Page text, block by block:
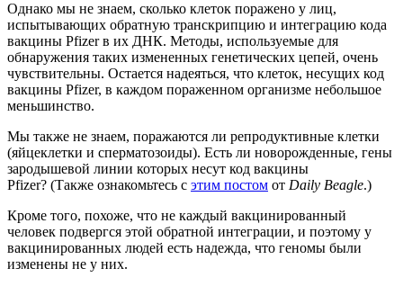
Однако мы не знаем, сколько клеток поражено у лиц,
испытывающих обратную транскрипцию и интеграцию кода
вакцины Pfizer в их ДНК. Методы, используемые для
обнаружения таких измененных генетических цепей, очень
чувствительны. Остается надеяться, что клеток, несущих код
вакцины Pfizer, в каждом пораженном организме небольшое
меньшинство.
Мы также не знаем, поражаются ли репродуктивные клетки
(яйцеклетки и сперматозоиды). Есть ли новорожденные, гены
зародышевой линии которых несут код вакцины
Pfizer? (Также ознакомьтесь с этим постом от Daily Beagle.)
Кроме того, похоже, что не каждый вакцинированный
человек подвергся этой обратной интеграции, и поэтому у
вакцинированных людей есть надежда, что геномы были
изменены не у них.